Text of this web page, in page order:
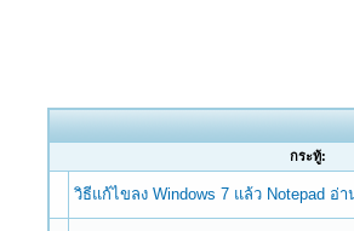
กระทู้:
วิธีแก้ไขลง Windows 7 แล้ว Notepad อ่